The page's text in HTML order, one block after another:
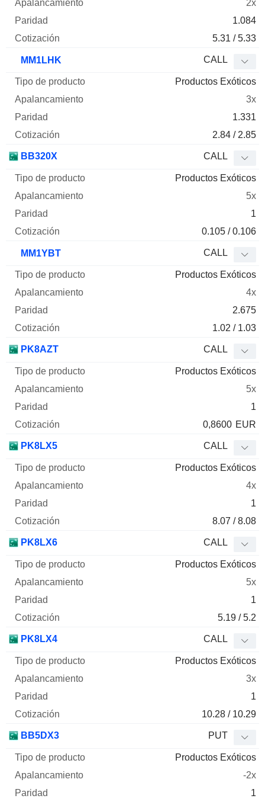
2x
1.084
5.31 / 5.33
MM1LHK CALL
Productos Exóticos
3x
1.331
2.84 / 2.85
BB320X CALL
Productos Exóticos
5x
1
0.105 / 0.106
MM1YBT CALL
Productos Exóticos
4x
2.675
1.02 / 1.03
PK8AZT CALL
Productos Exóticos
5x
1
0,8600 EUR
PK8LX5 CALL
Productos Exóticos
4x
1
8.07 / 8.08
PK8LX6 CALL
Productos Exóticos
5x
1
5.19 / 5.2
PK8LX4 CALL
Productos Exóticos
3x
1
10.28 / 10.29
BB5DX3 PUT
Productos Exóticos
-2x
1